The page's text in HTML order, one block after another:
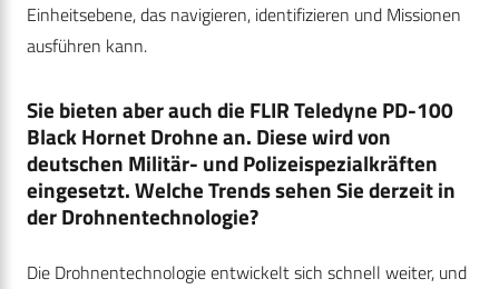
Einheitsebene, das navigieren, identifizieren und Missionen
ausführen kann.
Sie bieten aber auch die FLIR Teledyne PD-100
Black Hornet Drohne an. Diese wird von
deutschen Militär- und Polizeispezialkräften
eingesetzt. Welche Trends sehen Sie derzeit in
der Drohnentechnologie?
Die Drohnentechnologie entwickelt sich schnell weiter, und